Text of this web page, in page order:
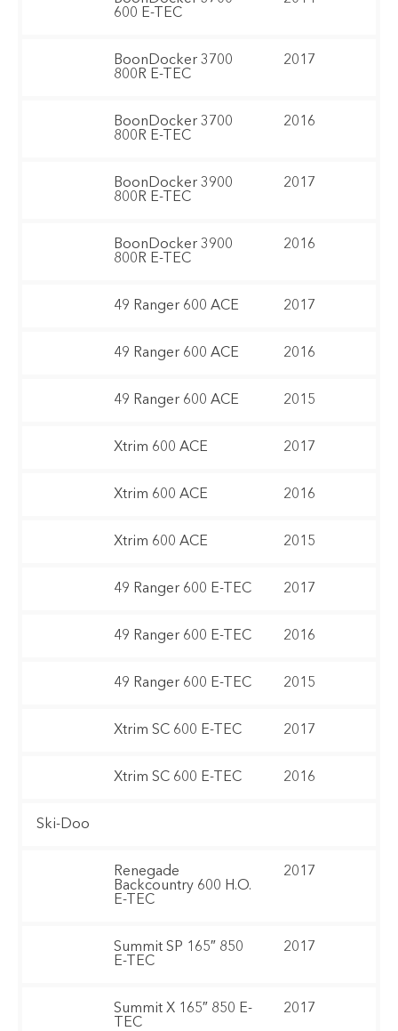
600 E-TEC
BoonDocker 3700
800R E-TEC
2017
BoonDocker 3700
800R E-TEC
2016
BoonDocker 3900
800R E-TEC
2017
BoonDocker 3900
800R E-TEC
2016
49 Ranger 600 ACE 2017
49 Ranger 600 ACE 2016
49 Ranger 600 ACE 2015
Xtrim 600 ACE 2017
Xtrim 600 ACE 2016
Xtrim 600 ACE 2015
49 Ranger 600 E-TEC 2017
49 Ranger 600 E-TEC 2016
49 Ranger 600 E-TEC 2015
Xtrim SC 600 E-TEC 2017
Xtrim SC 600 E-TEC 2016
Ski-Doo
Renegade
Backcountry 600 H.O.
E-TEC
2017
Summit SP 165″ 850
E-TEC
2017
Summit X 165″ 850 E-
TEC
2017